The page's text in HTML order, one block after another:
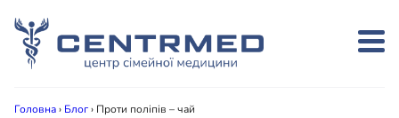
Головна› Блог› Проти поліпів – чай